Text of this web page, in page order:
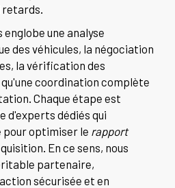
une analyse
des véhicules, la négociation
la vérification des
coordination complète
Chaque étape est
d'experts dédiés qui
pour optimiser le rapport
En ce sens, nous
partenaire,
sécurisée et en